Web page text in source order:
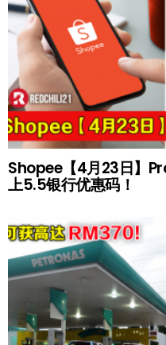
Shopee【4月23日】
上5.5银行优惠码！